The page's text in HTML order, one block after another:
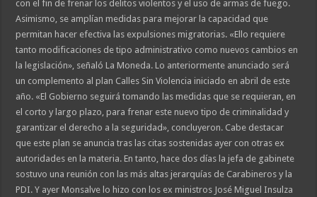
con el fin de frenar los delitos violentos y el uso de armas de fuego.
Asimismo, se amplían medidas para mejorar la capacidad que
permitan hacer efectiva las expulsiones migratorias. «Ello requiere
tanto modificaciones de tipo administrativo como nuevos cambios en
la legislación», señaló La Moneda. Lo anteriormente anunciado será
un complemento al plan Calles Sin Violencia iniciado en abril de este
año. «El Gobierno seguirá tomando las medidas que se requieran, en
el corto y largo plazo, para frenar este nuevo tipo de criminalidad y
garantizar el derecho a la seguridad», concluyeron. Cabe destacar
que este plan se anuncia tras las citas sostenidas ayer con otras ex
autoridades en la materia. En tanto, hace dos días la jefa de gabinete
sostuvo una reunión con las más altas jerarquías de Carabineros y la
PDI. Y ayer Monsalve lo hizo con los ex ministros José Miguel Insulza